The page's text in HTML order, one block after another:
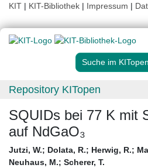
KIT | KIT-Bibliothek | Impressum |
Suche im
Repository KITopen
SQUIDs bei 77 K mit
auf NdGaO₃
Jutzi, W.; Dolata, R.; Herwig, R.;
Neuhaus, M.; Scherer, T.